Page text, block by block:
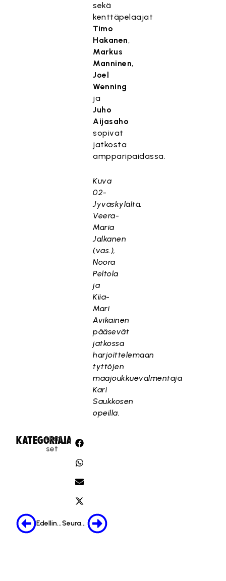
sekä
kenttäpelaajat
Timo
Hakanen,
Markus
Manninen,
Joel
Wenning
ja
Juho
Aijasaho
sopivat
jatkosta
ampparipaidassa.
Kuva
02-
Jyväskylältä:
Veera-
Maria
Jalkanen
(vas.),
Noora
Peltola
ja
Kiia-
Mari
Avikainen
pääsevät
jatkossa
harjoittelemaan
tyttöjen
maajoukkuevalmentaja
Kari
Saukkosen
opeilla.
KATEGORIA:
Uuti
set
JAA:
Edellinen Seuraava